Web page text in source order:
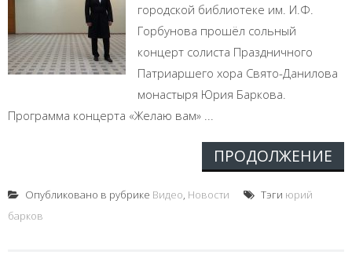
городской библиотеке им. И.Ф.
Горбунова прошёл сольный
концерт солиста Праздничного
Патриаршего хора Свято-Данилова
монастыря Юрия Баркова.
Программа концерта «Желаю вам» ...
ПРОДОЛЖЕНИЕ
Опубликовано в рубрике Видео, Новости Тэги юрий
барков